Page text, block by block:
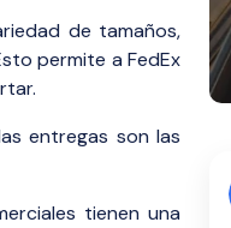
de tamaños,
permite a FedEx
entregas son las
tienen una